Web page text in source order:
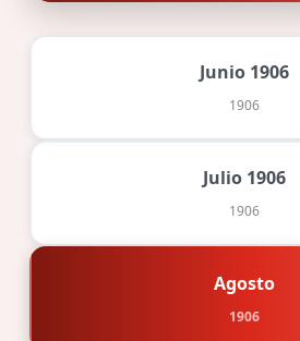
Junio 1906
1906
Julio 1906
1906
Agosto
1906